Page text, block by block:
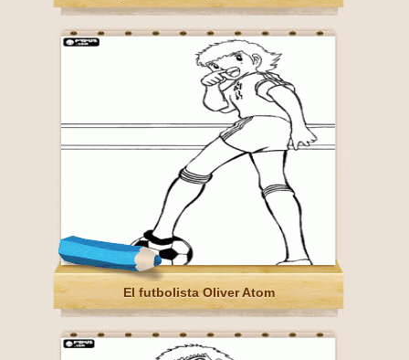
El futbolista Oliver Atom